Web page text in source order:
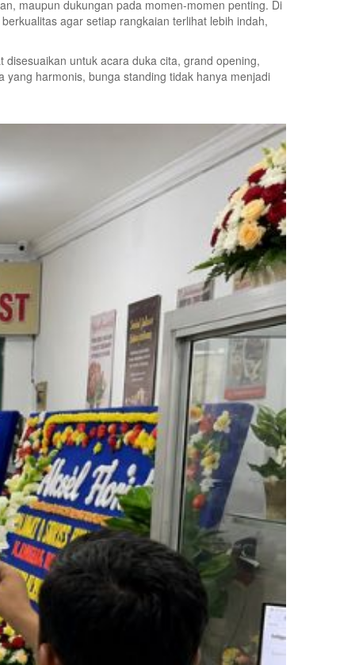
maupun dukungan pada momen-momen penting. Di
agar setiap rangkaian terlihat lebih indah,
untuk acara duka cita, grand opening,
harmonis, bunga standing tidak hanya menjadi